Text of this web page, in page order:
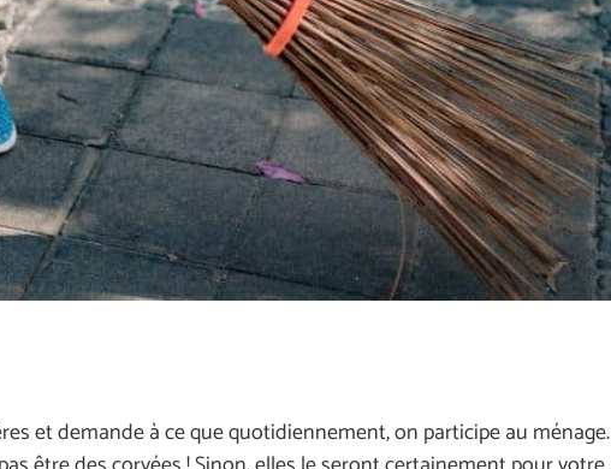
et demande à ce que quotidiennement, on participe au ménage.